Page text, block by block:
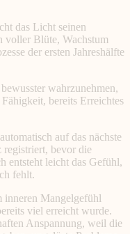
das Licht seinen
voller Blüte, Wachstum
der ersten Jahreshälfte
wahrzunehmen,
bereits Erreichtes
auf das nächste
bevor die
entsteht leicht das Gefühl,
fehlt.
inneren Mangelgefühl
viel erreicht wurde.
Anspannung, weil die